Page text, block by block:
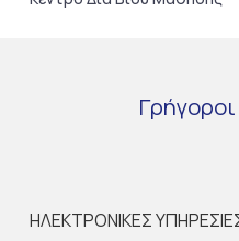
Γρήγοροι
ΗΛΕΚΤΡΟΝΙΚΕΣ